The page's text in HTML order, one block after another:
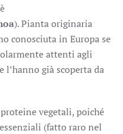
). Pianta originaria
conosciuta in Europa se
attenti agli
già scoperta da
vegetali, poiché
(fatto raro nel